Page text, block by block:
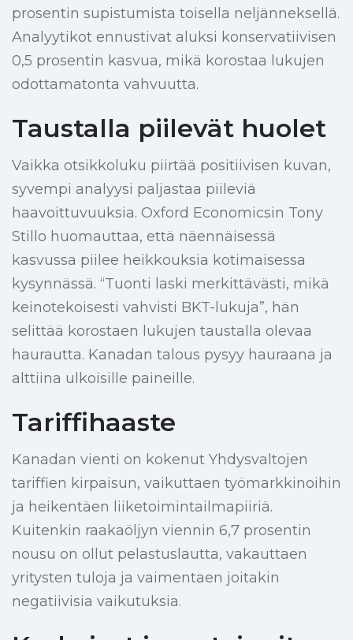
prosentin supistumista toisella neljänneksellä.
Analyytikot ennustivat aluksi konservatiivisen
0,5 prosentin kasvua, mikä korostaa lukujen
odottamatonta vahvuutta.
Taustalla piilevät huolet
Vaikka otsikkoluku piirtää positiivisen kuvan,
syvempi analyysi paljastaa piileviä
haavoittuvuuksia. Oxford Economicsin Tony
Stillo huomauttaa, että näennäisessä
kasvussa piilee heikkouksia kotimaisessa
kysynnässä. “Tuonti laski merkittävästi, mikä
keinotekoisesti vahvisti BKT-lukuja”, hän
selittää korostaen lukujen taustalla olevaa
haurautta. Kanadan talous pysyy hauraana ja
alttiina ulkoisille paineille.
Tariffihaaste
Kanadan vienti on kokenut Yhdysvaltojen
tariffien kirpaisun, vaikuttaen työmarkkinoihin
ja heikentäen liiketoimintailmapiiriä.
Kuitenkin raakaöljyn viennin 6,7 prosentin
nousu on ollut pelastuslautta, vakauttaen
yritysten tuloja ja vaimentaen joitakin
negatiivisia vaikutuksia.